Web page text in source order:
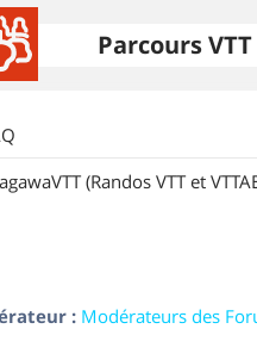
Parcours VTT
(Randos VTT et
: Modérateurs des